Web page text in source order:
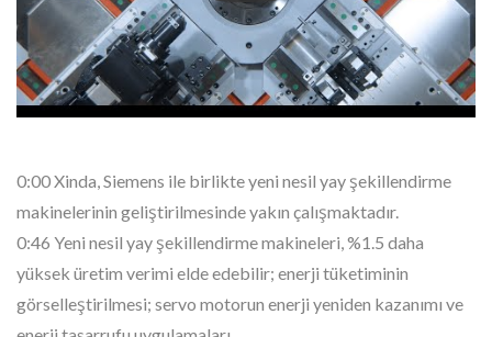
0:00 Xinda, Siemens ile birlikte yeni nesil yay şekillendirme
makinelerinin geliştirilmesinde yakın çalışmaktadır.
0:46 Yeni nesil yay şekillendirme makineleri, %1.5 daha
yüksek üretim verimi elde edebilir; enerji tüketiminin
görselleştirilmesi; servo motorun enerji yeniden kazanımı ve